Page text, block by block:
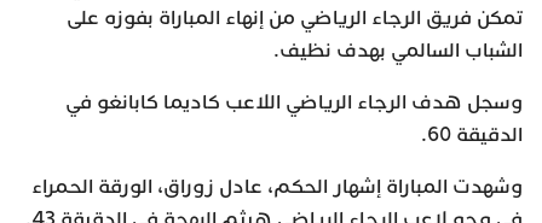
تمكن فريق الرجاء الرياضي من إنهاء المباراة بفوزه على
الشباب السالمي بهدف نظيف.
وسجل هدف الرجاء الرياضي اللاعب كاديما كابانغو في
الدقيقة 60.
وشهدت المباراة إشهار الحكم، عادل زوراق، الورقة الحمراء